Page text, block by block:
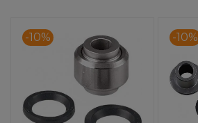
-10% -10%